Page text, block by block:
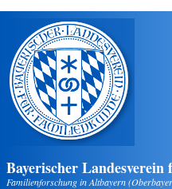
Direkt zum Inhalt
Bayerischer
Familienforschung in Altbayern